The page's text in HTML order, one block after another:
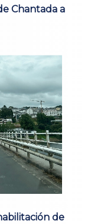
Chantada a
de